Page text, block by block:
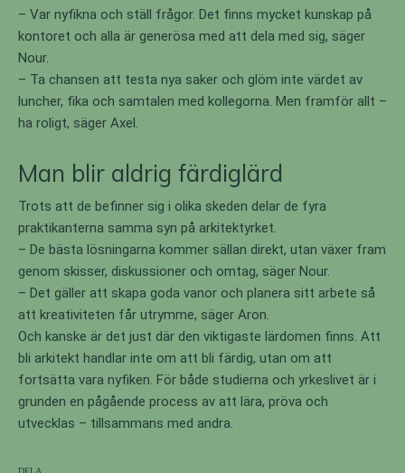
– Var nyfikna och ställ frågor. Det finns mycket kunskap på
kontoret och alla är generösa med att dela med sig, säger
Nour.
– Ta chansen att testa nya saker och glöm inte värdet av
luncher, fika och samtalen med kollegorna. Men framför allt –
ha roligt, säger Axel.
Man blir aldrig färdiglärd
Trots att de befinner sig i olika skeden delar de fyra
praktikanterna samma syn på arkitektyrket.
– De bästa lösningarna kommer sällan direkt, utan växer fram
genom skisser, diskussioner och omtag, säger Nour.
– Det gäller att skapa goda vanor och planera sitt arbete så
att kreativiteten får utrymme, säger Aron.
Och kanske är det just där den viktigaste lärdomen finns. Att
bli arkitekt handlar inte om att bli färdig, utan om att
fortsätta vara nyfiken. För både studierna och yrkeslivet är i
grunden en pågående process av att lära, pröva och
utvecklas – tillsammans med andra.